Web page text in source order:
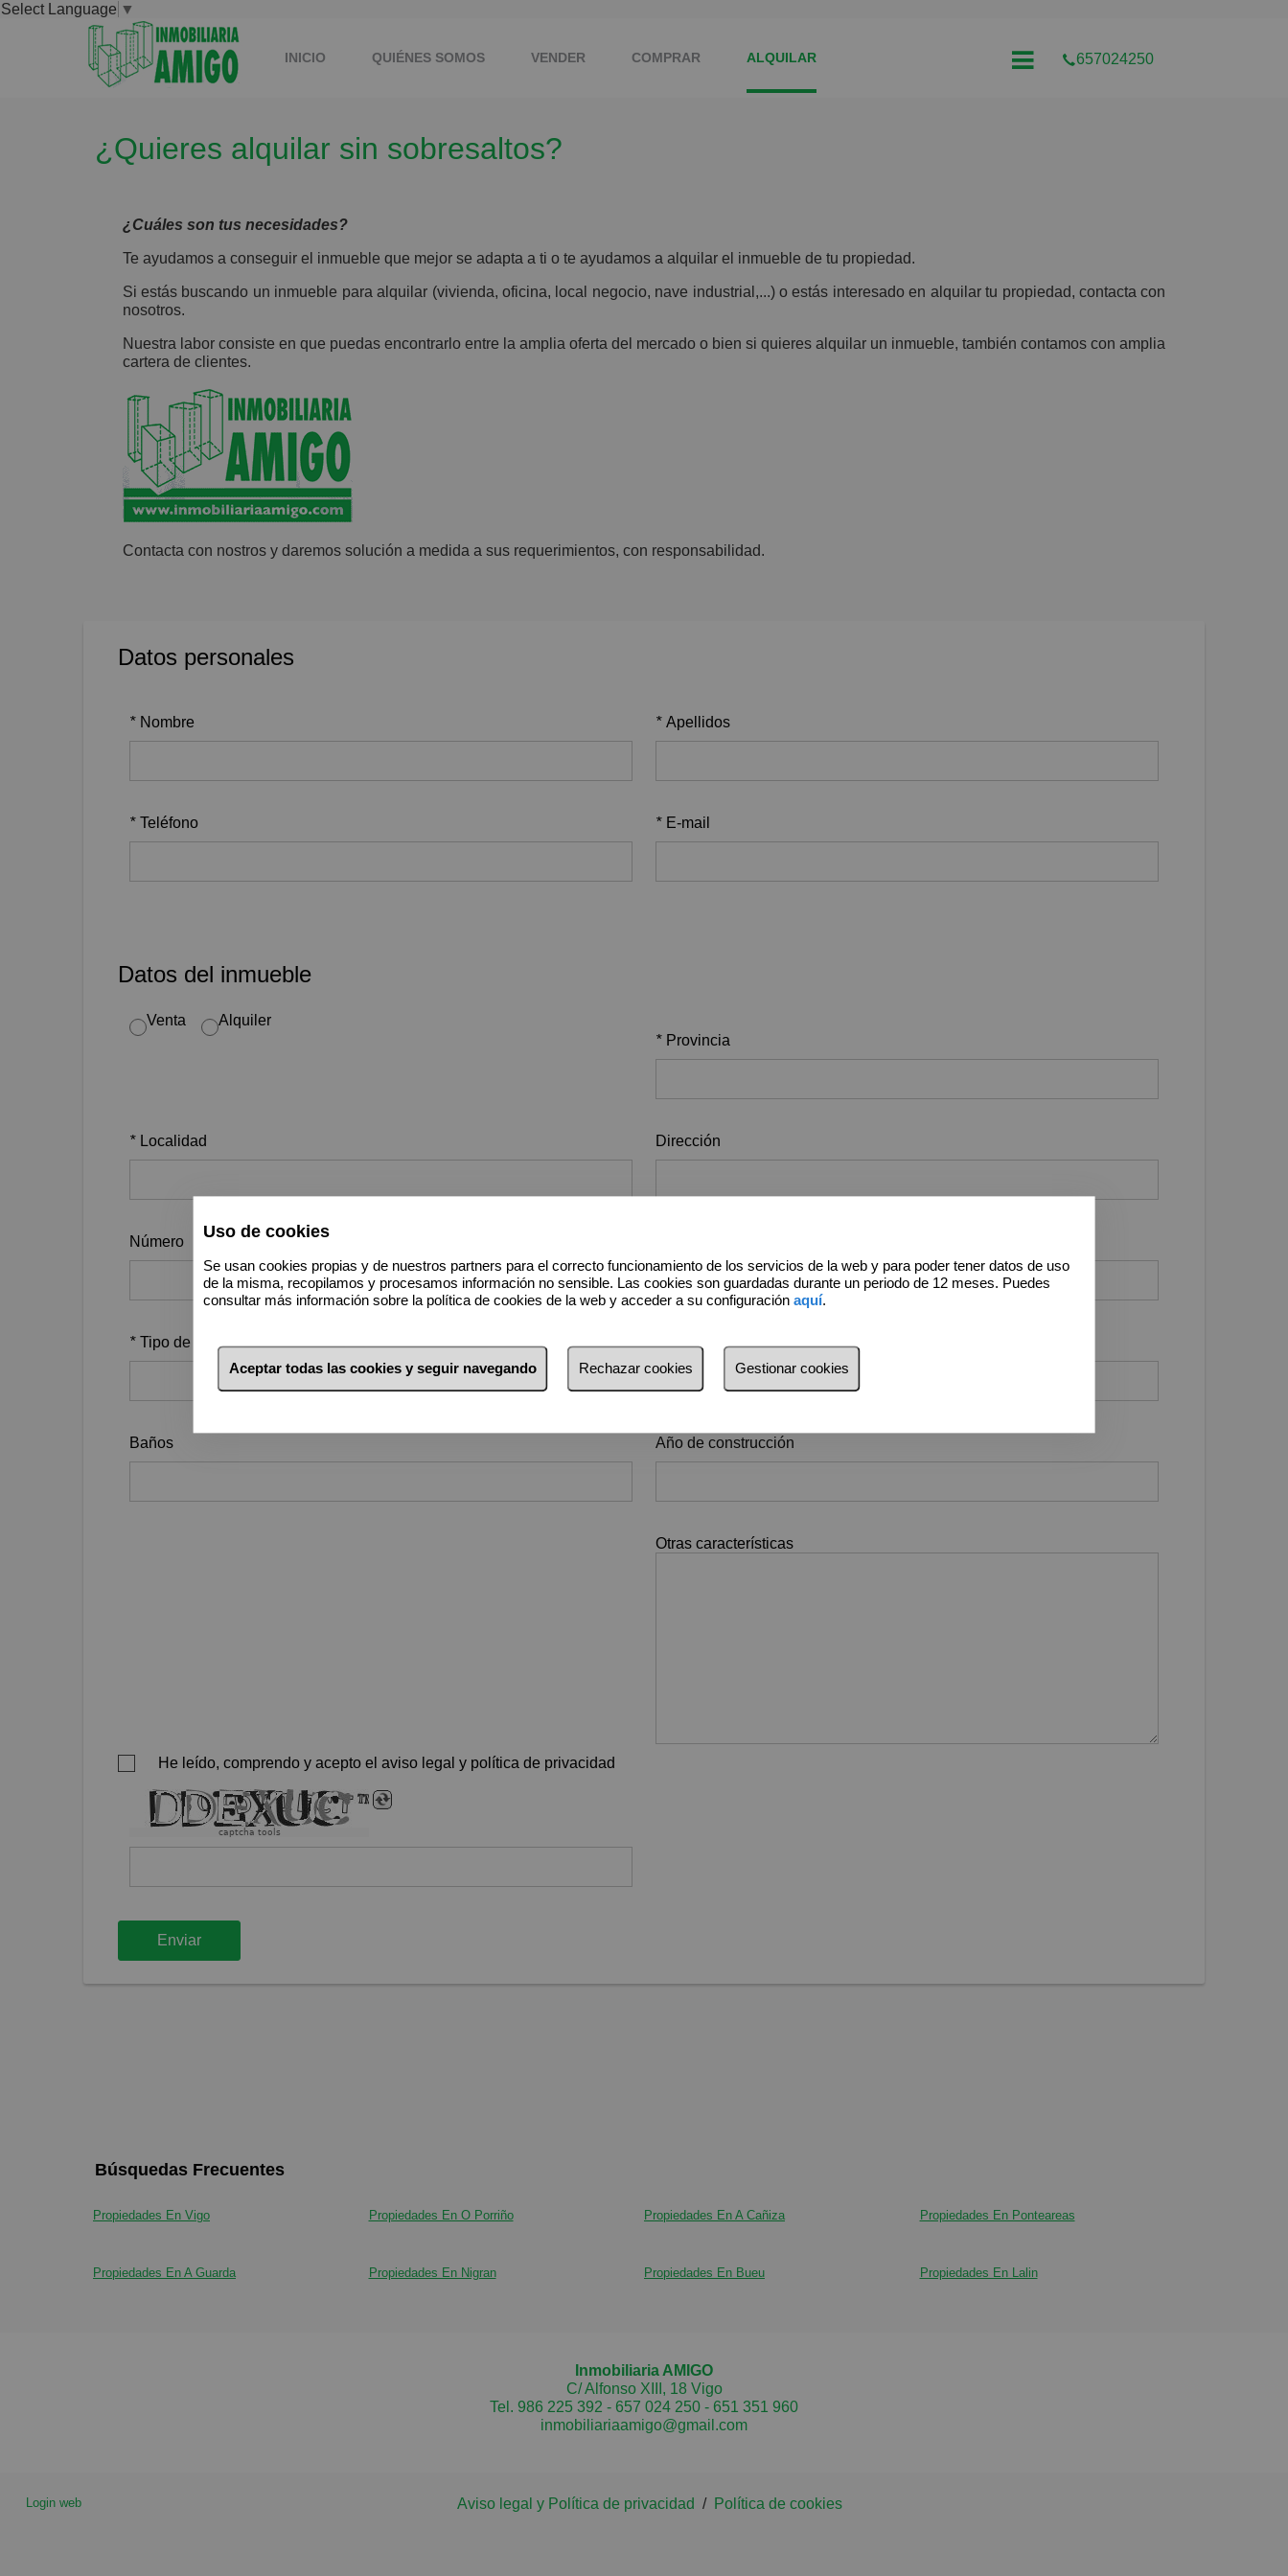
Select Language ▼
INICIO QUIÉNES SOMOS VENDER COMPRAR ALQUILAR
TRABAJA CON NOSOTROS CONTACTO
657024250
¿Quieres alquilar sin sobresaltos?
¿Cuáles son tus necesidades?
Te ayudamos a conseguir el inmueble que mejor se adapta a ti o te ayudamos a alquilar el inmueble de tu propiedad.
Si estás buscando un inmueble para alquilar (vivienda, oficina, local negocio, nave industrial,...) o estás interesado en alquilar tu propiedad, contacta con
nosotros.
Nuestra labor consiste en que puedas encontrarlo entre la amplia oferta del mercado o bien si quieres alquilar un inmueble, también contamos con amplia
cartera de clientes.
Contacta con nostros y daremos solución a medida a sus requerimientos, con responsabilidad.
Datos personales
* Nombre * Apellidos
* Teléfono * E-mail
Datos del inmueble
Venta
Alquiler
* Provincia
* Localidad Dirección
Número
* Tipo de inmueble Dormitorios
Baños Año de construcción
Otras características
He leído, comprendo y acepto el aviso legal y política de privacidad
captcha tools
Enviar
Búsquedas Frecuentes
Propiedades En Vigo Propiedades En O Porriño Propiedades En A Cañiza Propiedades En Ponteareas
Propiedades En A Guarda Propiedades En Nigran Propiedades En Bueu Propiedades En Lalin
Inmobiliaria AMIGO
C/ Alfonso XIII, 18 Vigo
Tel. 986 225 392 - 657 024 250 - 651 351 960
inmobiliariaamigo@gmail.com
Login web Aviso legal y Política de privacidad / Política de cookies
Uso de cookies
Se usan cookies propias y de nuestros partners para el correcto funcionamiento de los servicios de la web y para poder tener datos de uso
de la misma, recopilamos y procesamos información no sensible. Las cookies son guardadas durante un periodo de 12 meses. Puedes
consultar más información sobre la política de cookies de la web y acceder a su configuración aquí.
Aceptar todas las cookies y seguir navegando Rechazar cookies Gestionar cookies